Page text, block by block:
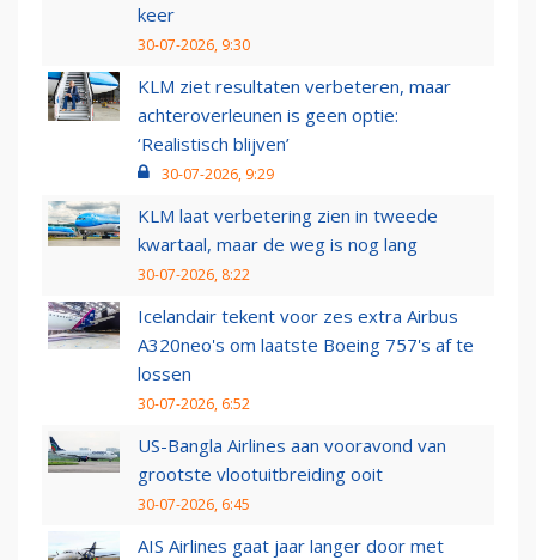
keer
30-07-2026, 9:30
KLM ziet resultaten verbeteren, maar
achteroverleunen is geen optie:
‘Realistisch blijven’
30-07-2026, 9:29
KLM laat verbetering zien in tweede
kwartaal, maar de weg is nog lang
30-07-2026, 8:22
Icelandair tekent voor zes extra Airbus
A320neo's om laatste Boeing 757's af te
lossen
30-07-2026, 6:52
US-Bangla Airlines aan vooravond van
grootste vlootuitbreiding ooit
30-07-2026, 6:45
AIS Airlines gaat jaar langer door met